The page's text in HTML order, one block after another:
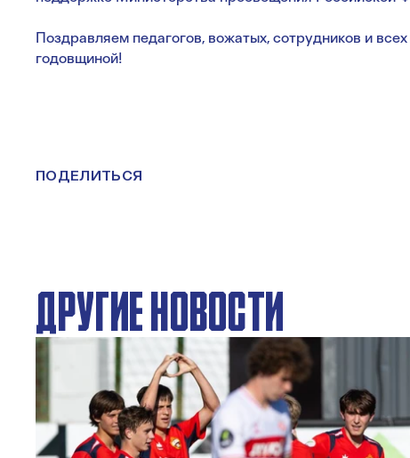
Поздравляем педагогов, вожатых, сотрудников и
годовщиной!
ПОДЕЛИТЬСЯ
ДРУГИЕ НОВОСТИ